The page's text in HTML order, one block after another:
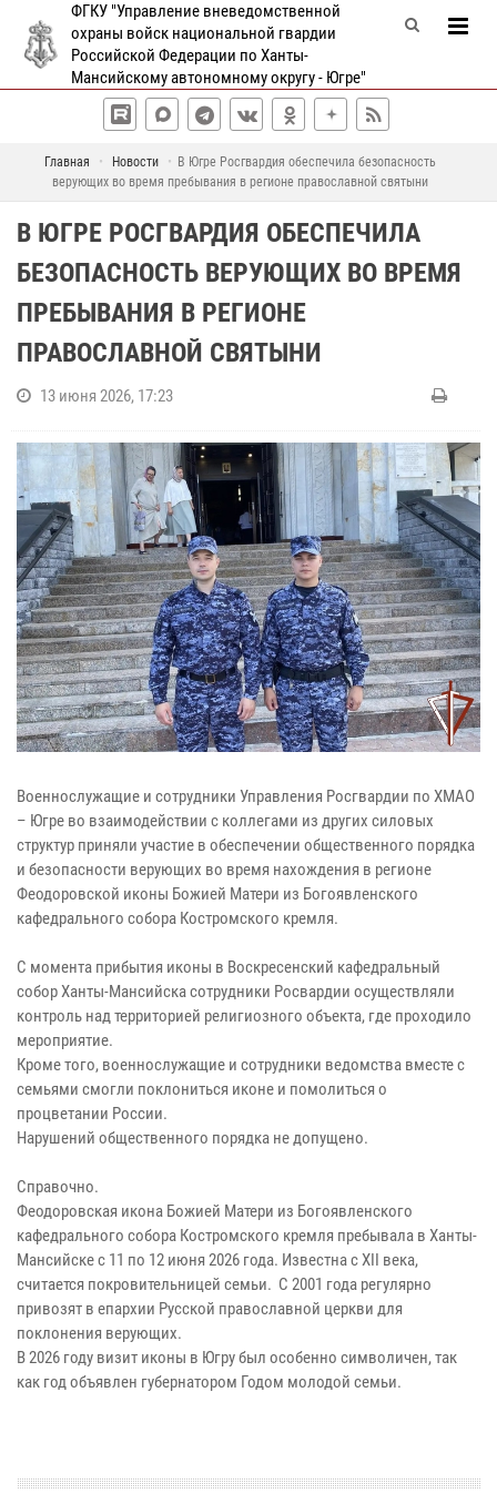
ФГКУ "Управление вневедомственной
охраны войск национальной гвардии
Российской Федерации по Ханты-
Мансийскому автономному округу - Югре"
Главная Новости
В Югре Росгвардия обеспечила безопасность
верующих во время пребывания в регионе православной святыни
В ЮГРЕ РОСГВАРДИЯ ОБЕСПЕЧИЛА
БЕЗОПАСНОСТЬ ВЕРУЮЩИХ ВО ВРЕМЯ
ПРЕБЫВАНИЯ В РЕГИОНЕ
ПРАВОСЛАВНОЙ СВЯТЫНИ
13 июня 2026, 17:23
Военнослужащие и сотрудники Управления Росгвардии по ХМАО
– Югре во взаимодействии с коллегами из других силовых
структур приняли участие в обеспечении общественного порядка
и безопасности верующих во время нахождения в регионе
Феодоровской иконы Божией Матери из Богоявленского
кафедрального собора Костромского кремля.
С момента прибытия иконы в Воскресенский кафедральный
собор Ханты-Мансийска сотрудники Росвардии осуществляли
контроль над территорией религиозного объекта, где проходило
мероприятие.
Кроме того, военнослужащие и сотрудники ведомства вместе с
семьями смогли поклониться иконе и помолиться о
процветании России.
Нарушений общественного порядка не допущено.
Справочно.
Феодоровская икона Божией Матери из Богоявленского
кафедрального собора Костромского кремля пребывала в Ханты-
Мансийске с 11 по 12 июня 2026 года. Известна с XII века,
считается покровительницей семьи. С 2001 года регулярно
привозят в епархии Русской православной церкви для
поклонения верующих.
В 2026 году визит иконы в Югру был особенно символичен, так
как год объявлен губернатором Годом молодой семьи.